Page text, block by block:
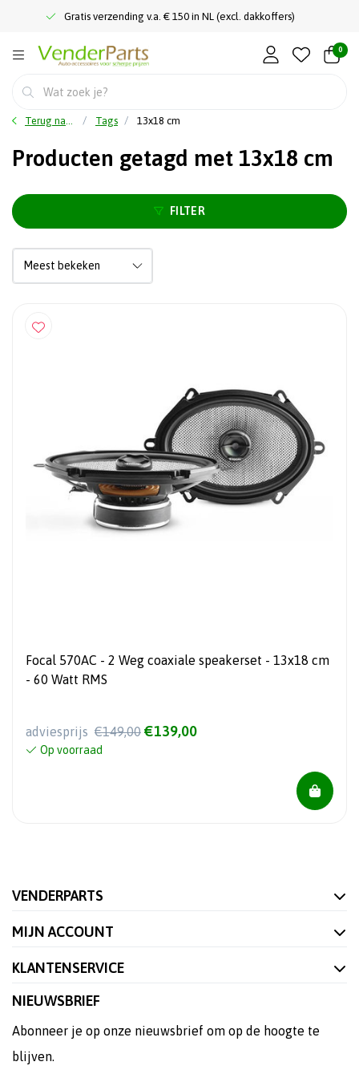
Gratis verzending v.a. € 150 in NL (excl. dakkoffers)
0
Terug naar home Tags 13x18 cm
Producten getagd met 13x18 cm
FILTER
Focal 570AC - 2 Weg coaxiale speakerset - 13x18 cm
- 60 Watt RMS
adviesprijs €149,00 €139,00
Op voorraad
VENDERPARTS
MIJN ACCOUNT
KLANTENSERVICE
NIEUWSBRIEF
Abonneer je op onze nieuwsbrief om op de hoogte te
blijven.